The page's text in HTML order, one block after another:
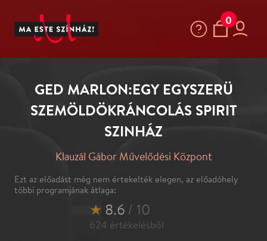
SZEMÖLDÖKRÁNCOLÁS SPIRIT
SZINHÁZ
Klauzál Gábor Művelődési Központ
Ezt az előadást még nem értekelték elegen, az előadóhely
többi programjának átlaga:
★8.6/ 10
624értékelésből